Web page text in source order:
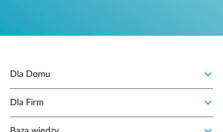
Dla Domu
Dla Firm